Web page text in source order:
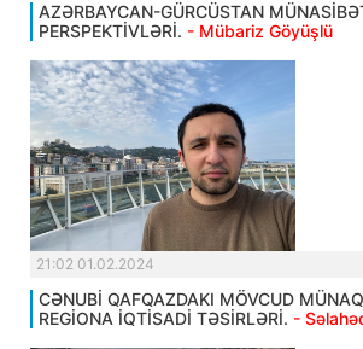
AZƏRBAYCAN-GÜRCÜSTAN
PERSPEKTİVLƏRİ. - Mübariz Göyüşlü
21:02 01.02.2024
CƏNUBİ QAFQAZDAKI MÖVCUD
REGİONA İQTİSADİ TƏSİRLƏRİ. -